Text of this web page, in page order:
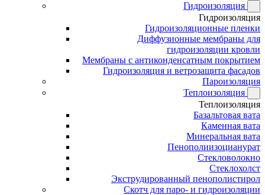
Гидроизоляция
Гидроизоляция
Гидроизоляционные пленки
Диффузионные мембраны для
гидроизоляции кровли
Мембраны с антиконденсатным покрытием
Гидроизоляция и ветрозащита фасадов
Пароизоляция
Теплоизоляция
Теплоизоляция
Базальтовая вата
Каменная вата
Минеральная вата
Пенополиизоцианурат
Стекловолокно
Стеклохолст
Экструдированный пенополистирол
Скотч для паро- и гидроизоляции